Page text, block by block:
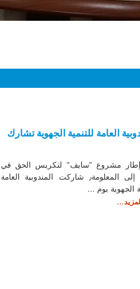
العامة للتنمية الجهوية تشارك
مشروع "سايف" لتكريس الحق في
النفاذ إلى المعلومة٫ شاركت المندوبية العامة
الجهوية يوم ...